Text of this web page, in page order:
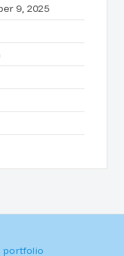
9, 2025
portfolio